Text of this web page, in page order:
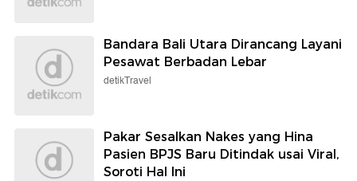
Bandara Bali Utara Dirancang Layani
Pesawat Berbadan Lebar
detikTravel
Pakar Sesalkan Nakes yang Hina
Pasien BPJS Baru Ditindak usai Viral,
Soroti Hal Ini